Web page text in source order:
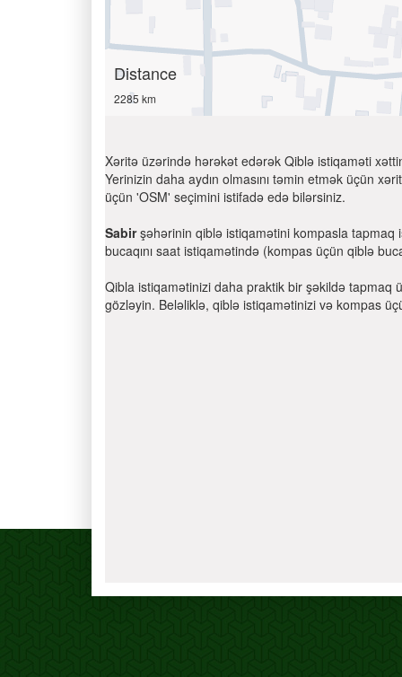
Distance
2285 km
Xəritə üzərində hərəkət edərək Qiblə istiqaməti
Yerinizin daha aydın olmasını təmin etmək üçün
üçün 'OSM' seçimini istifadə edə bilərsiniz.
Sabirşəhərinin qiblə istiqamətini kompasla tapmaq
bucaqını saat istiqamətində (kompas üçün qiblə
Qibla istiqamətinizi daha praktik bir şəkildə tapmaq
gözləyin. Beləliklə, qiblə istiqamətinizi və kompas